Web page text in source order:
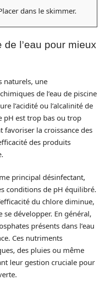
dans le skimmer.
l’eau pour mieux
naturels, une
de l’eau de piscine
l’acidité ou l’alcalinité de
pH est trop bas ou trop
favoriser la croissance des
des produits
principal désinfectant,
conditions de pH équilibré.
du chlore diminue,
développer. En général,
présents dans l’eau
Ces nutriments
des pluies ou même
leur gestion cruciale pour